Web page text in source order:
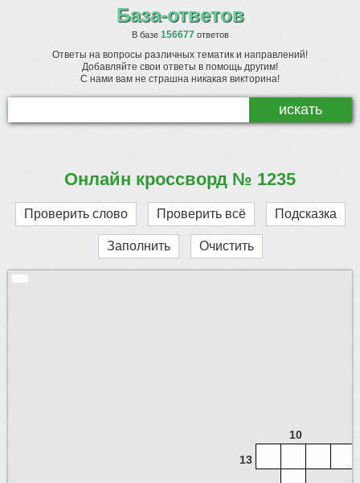
База-ответов
В базе 156677ответов
Ответы на вопросы различных тематик и направлений!
Добавляйте свои ответы в помощь другим!
С нами вам не страшна никакая викторина!
Онлайн кроссворд № 1235
Проверить слово Проверить всё Подсказка
Заполнить Очистить
10
13